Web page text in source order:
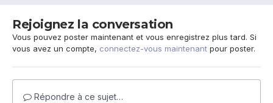
Rejoignez la conversation
Vous pouvez poster maintenant et vous enregistrez plus tard. Si
vous avez un compte, connectez-vous maintenant pour poster.
Répondre à ce sujet…